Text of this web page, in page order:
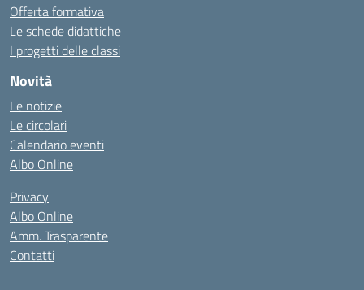
Offerta formativa
Le schede didattiche
I progetti delle classi
Novità
Le notizie
Le circolari
Calendario eventi
Albo Online
Privacy
Albo Online
Amm. Trasparente
Contatti